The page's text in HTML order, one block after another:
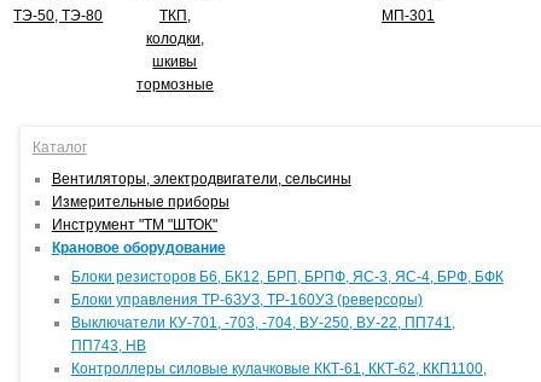
ТЭ-50, ТЭ-80
ТКП,
колодки,
шкивы
тормозные
МП-301
Каталог
Вентиляторы, электродвигатели, сельсины
Измерительные приборы
Инструмент "ТМ "ШТОК"
Крановое оборудование
Блоки резисторов Б6, БК12, БРП, БРПФ, ЯС-3, ЯС-4, БРФ, БФК
Блоки управления ТР-6ЗУЗ, ТР-160УЗ (реверсоры)
Выключатели КУ-701, -703, -704, ВУ-250, ВУ-22, ПП741,
ПП743, НВ
Контроллеры силовые кулачковые ККТ-61, ККТ-62, ККП1100,